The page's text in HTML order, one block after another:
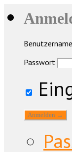
Benutzername
Passwort